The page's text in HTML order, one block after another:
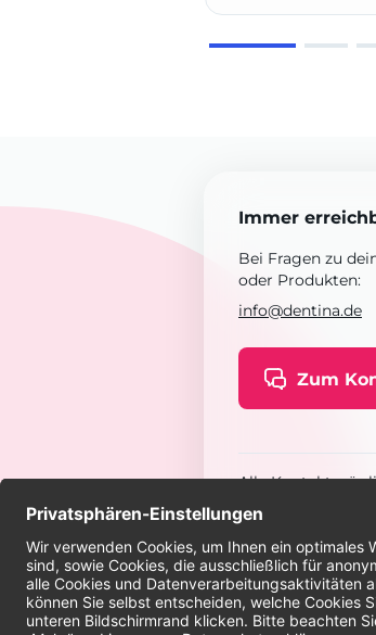
Immer
Bei Fragen zu
oder Produkten:
info@dentina.de
Zum
Alle